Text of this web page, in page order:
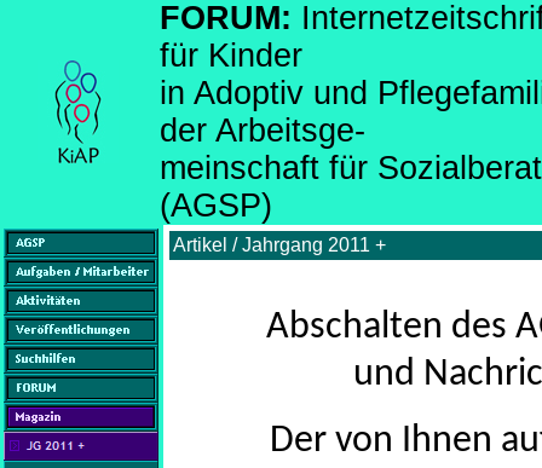
FORUM:
für Kinder
in Adoptiv und
der Arbeitsge-
meinschaft für
(AGSP)
Artikel / Jahrgang 2011 +
Abschalten des
und
Der von Ihnen